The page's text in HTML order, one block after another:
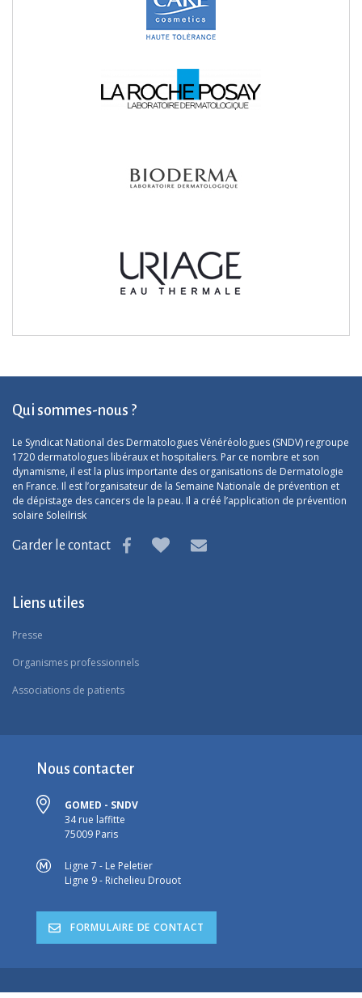
Qui sommes-nous ?
Le Syndicat National des Dermatologues Vénéréologues (SNDV) regroupe
1720 dermatologues libéraux et hospitaliers. Par ce nombre et son
dynamisme, il est la plus importante des organisations de Dermatologie
en France. Il est l’organisateur de la Semaine Nationale de prévention et
de dépistage des cancers de la peau. Il a créé l’application de prévention
solaire Soleilrisk
Garder le contact
Liens utiles
Presse
Organismes professionnels
Associations de patients
Nous contacter
GOMED - SNDV
34 rue laffitte
75009 Paris
Ligne 7 - Le Peletier
Ligne 9 - Richelieu Drouot
FORMULAIRE DE CONTACT